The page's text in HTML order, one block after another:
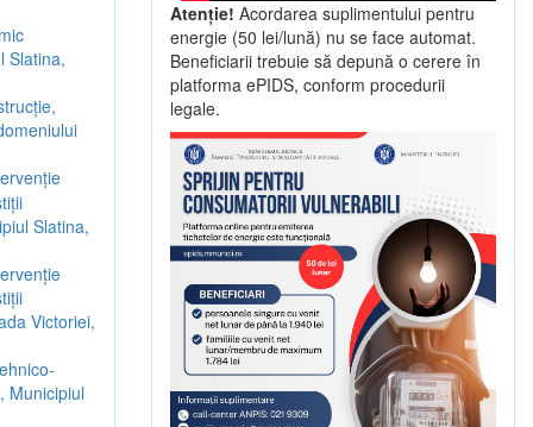
Slatina,
Slatina,
Victoriei,
Municipiul
Atenție! Acordarea suplimentului pentru
energie (50 lei/lună) nu se face automat.
Beneficiarii trebuie să depună o cerere în
platforma ePIDS, conform procedurii
legale.